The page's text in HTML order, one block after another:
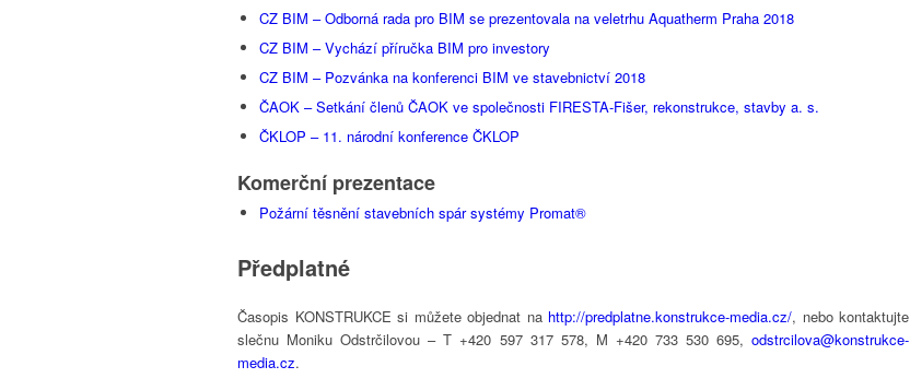
CZ BIM – Odborná rada pro BIM se prezentovala na veletrhu Aquatherm Praha 2018
CZ BIM – Vychází příručka BIM pro investory
CZ BIM – Pozvánka na konferenci BIM ve stavebnictví 2018
ČAOK – Setkání členů ČAOK ve společnosti FIRESTA-Fišer, rekonstrukce, stavby a. s.
ČKLOP – 11. národní konference ČKLOP
Komerční prezentace
Požární těsnění stavebních spár systémy Promat®
Předplatné
Časopis KONSTRUKCE si můžete objednat na http://predplatne.konstrukce-media.cz/, nebo kontaktujte
slečnu Moniku Odstrčilovou – T +420 597 317 578, M +420 733 530 695,odstrcilova@konstrukce-
media.cz.